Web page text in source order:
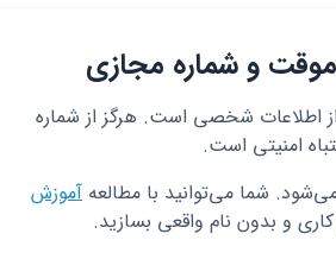
و شماره مجازی
اطلاعات شخصی است. هرگز از شماره
امنیتی است.
شما می‌توانید با مطالعه آموزش
و بدون نام واقعی بسازید.